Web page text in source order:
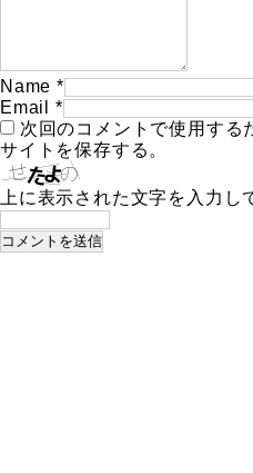
Name *
Email
*
次回のコメントで使用する
サイトを保存する。
上に表示された文字を入力し